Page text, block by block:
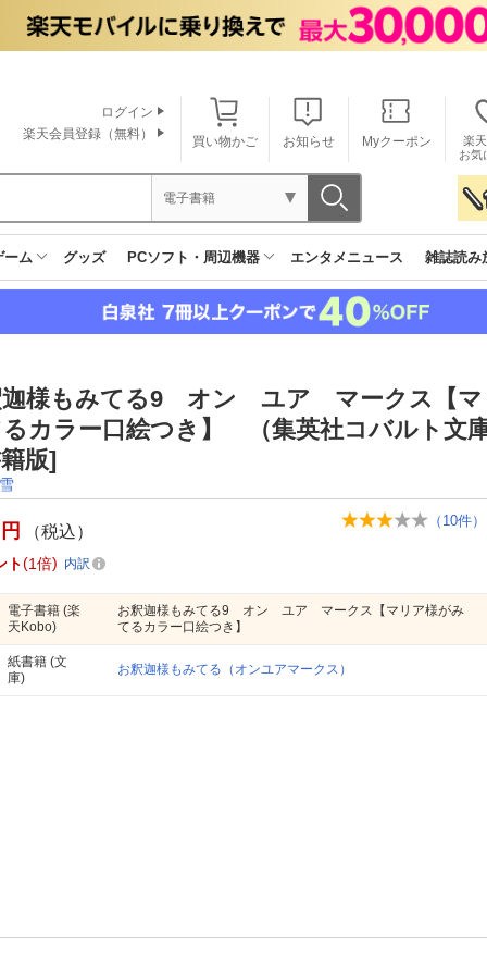
買い物かご お知らせ Myクーポン
楽
お気
ログイン
楽天会員登録（無料）
電子書籍
ーム グッズ PCソフト・周辺機器 エンタメニュース 雑誌読み
迦様もみてる9 オン ユア マークス【マ
カラー口絵つき】 （集英社コバルト
版]
（ 10件）
円 （税込）
ト 1倍 内訳
電子書籍 (楽
天Kobo)
お釈迦様もみてる9 オン ユア マークス【マリア様がみ
てるカラー口絵つき】
紙書籍 (文
庫)
お釈迦様もみてる（オンユアマークス）